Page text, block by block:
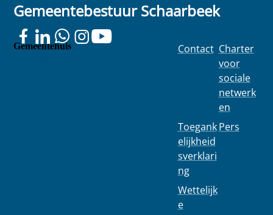
Gemeentebestuur Schaarbeek
Gemeentehuis Contact
Toegank
elijkheid
sverklari
ng
Wettelijk
e
Charter
voor
sociale
netwerk
en
Pers